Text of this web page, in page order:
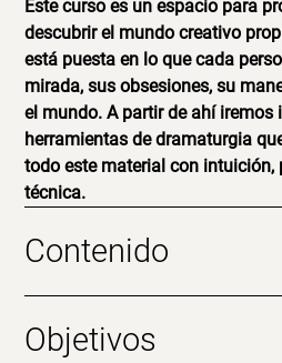
Este curso es un espacio para
descubrir el mundo creativo
está puesta en lo que cada
mirada, sus obsesiones, su
el mundo. A partir de ahí iremos
herramientas de dramaturgia
todo este material con intuición,
técnica.
Contenido
Objetivos